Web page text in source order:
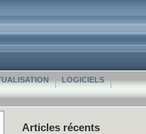
LOGICIELS
Articles récents